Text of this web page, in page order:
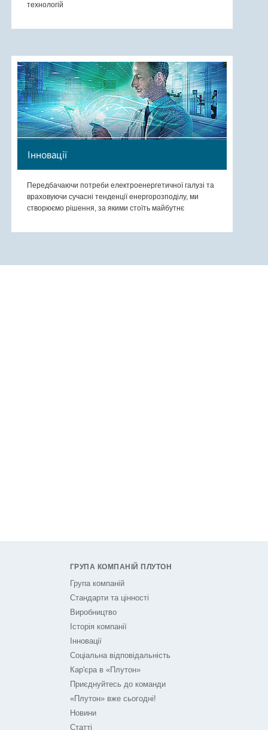
технологій
Інновації
Передбачаючи потреби електроенергетичної галузі та
враховуючи сучасні тенденції енергорозподілу, ми
створюємо рішення, за якими стоїть майбутнє
ГРУПА КОМПАНІЙ ПЛУТОН
Група компаній
Стандарти та цінності
Виробництво
Історія компанії
Інновації
Соціальна відповідальність
Кар'єра в «Плутон»
Приєднуйтесь до команди
«Плутон» вже сьогодні!
Новини
Статті